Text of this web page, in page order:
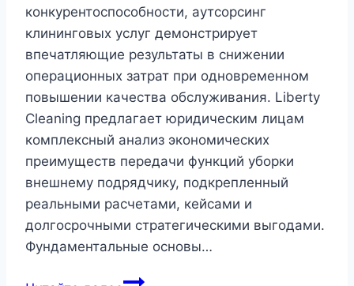
конкурентоспособности, аутсорсинг
клининговых услуг демонстрирует
впечатляющие результаты в снижении
операционных затрат при одновременном
повышении качества обслуживания. Liberty
Cleaning предлагает юридическим лицам
комплексный анализ экономических
преимуществ передачи функций уборки
внешнему подрядчику, подкрепленный
реальными расчетами, кейсами и
долгосрочными стратегическими выгодами.
Фундаментальные основы…
Экономическая